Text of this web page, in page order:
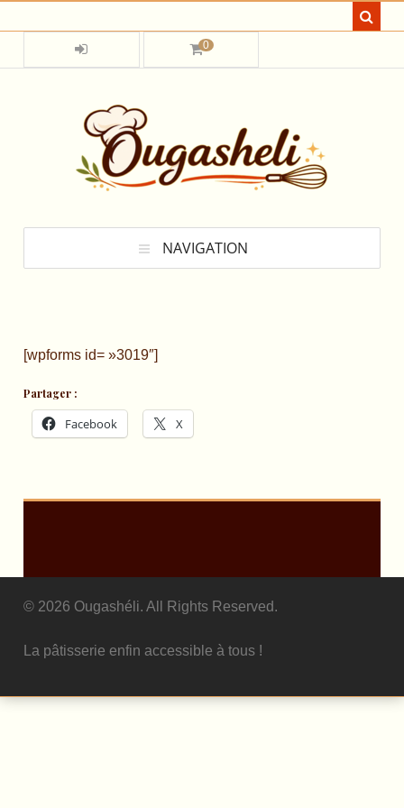
0
NAVIGATION
[wpforms id= »3019″]
Partager :
Facebook X
© 2026 Ougashéli. All Rights Reserved.
La pâtisserie enfin accessible à tous !